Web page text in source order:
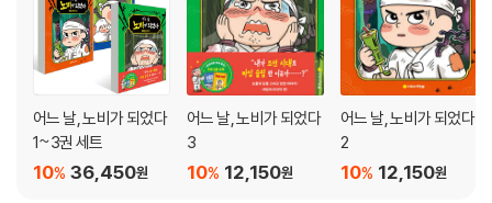
어느 날, 노비가 되었다
1~3권 세트
36,450원
10%
어느 날, 노비가 되었다
3
12,150원
10%
어느 날, 노비가 되었다
2
12,150원
10%